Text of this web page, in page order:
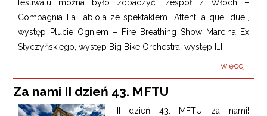
festiwalu można było zobaczyć: zespół z Włoch –
Compagnia La Fabiola ze spektaklem „Attenti a quei due”,
występ Plucie Ogniem – Fire Breathing Show Marcina Ex
Styczyńskiego, występ Big Bike Orchestra, występ […]
więcej
Za nami II dzień 43. MFTU
II dzień 43. MFTU za nami!